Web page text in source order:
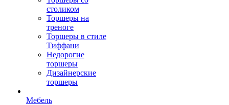
столиком
Торшеры на
треноге
Торшеры в стиле
Тиффани
Недорогие
торшеры
Дизайнерские
торшеры
Мебель